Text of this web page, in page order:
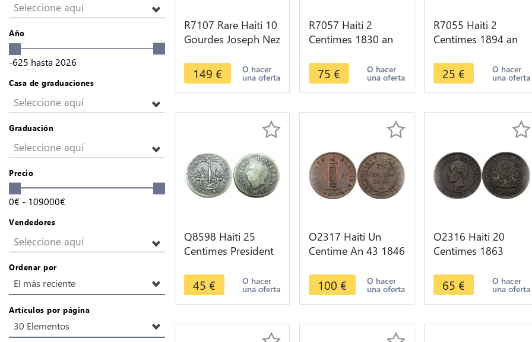
Seleccione aquí
Año
-625 hasta 2026
Casa de graduaciones
Seleccione aquí
Graduación
Seleccione aquí
Precio
0€ - 109000€
Vendedores
Seleccione aquí
Ordenar por
El más reciente
Artículos por página
30 Elementos
R7107 Rare Haiti 10
Gourdes Joseph Nez
Proof -> Make offer
149 € O hacer
una oferta
R7057 Haiti 2
Centimes 1830 an
75 € O hacer
una oferta
R7055 Haiti 2
Centimes 1894 an
offer
25 € O hacer
una oferta
Q8598 Haiti 25
Centimes President
14 1817/8 Silver
45 € O hacer
una oferta
O2317 Haiti Un
Centime An 43 1846
100 € O hacer
una oferta
O2316 Haiti 20
Centimes 1863
>Make offer
65 € O hacer
una oferta